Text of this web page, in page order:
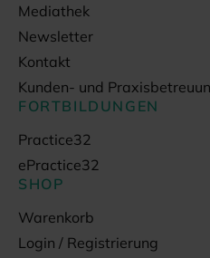
Mediathek
Newsletter
Kontakt
Kunden- und
FORTBILDUNGEN
Practice32
ePractice32
SHOP
Warenkorb
Login / Registrierung